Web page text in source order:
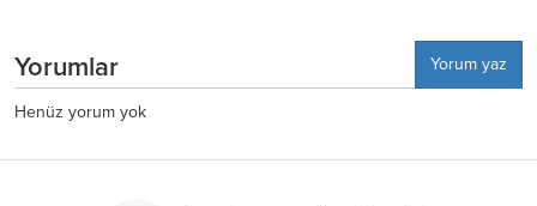
Yorumlar
Yorum yaz
Henüz yorum yok